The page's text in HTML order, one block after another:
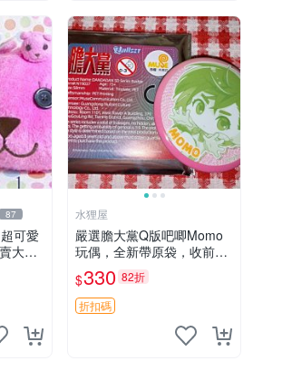
87
可愛
大隻
物
水狸屋
嚴選膽大黨Q版吧唧Momo
玩偶，全新帶原袋，收前請
詳讀收物須知。非偏遠地區
同城可取。 膽大黨 Q版 陳
冠希 妙Q玩偶
$330 82折
折扣碼